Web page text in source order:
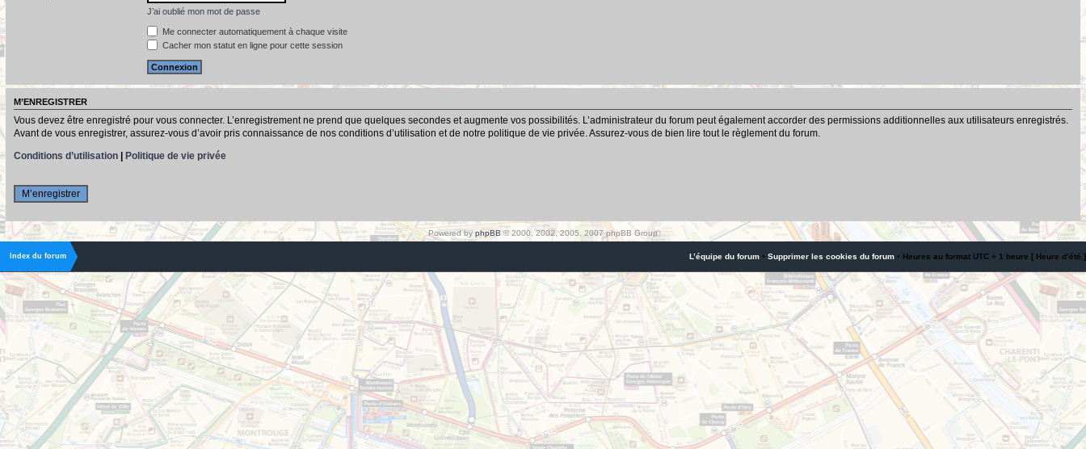
J’ai oublié mon mot de passe
Me connecter automatiquement à chaque visite
Cacher mon statut en ligne pour cette session
M’ENREGISTRER
Vous devez être enregistré pour vous connecter. L’enregistrement ne prend que quelques secondes et augmente vos possibilités. L’administrateur du forum peut également accorder des permissions additionnelles aux utilisateurs enregistrés.
Avant de vous enregistrer, assurez-vous d’avoir pris connaissance de nos conditions d’utilisation et de notre politique de vie privée. Assurez-vous de bien lire tout le règlement du forum.
Conditions d’utilisation
Politique de vie privée
M’enregistrer
Powered by phpBB© 2000, 2002, 2005, 2007 phpBB Group
Index du forum L’équipe du forum • Supprimer les cookies du forum • Heures au format UTC + 1 heure [ Heure d’été ]